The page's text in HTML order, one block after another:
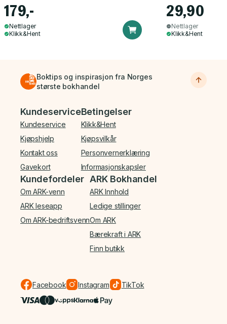
179,-
Nettlager
Klikk&Hent
29,90
Nettlager
Klikk&Hent
Boktips og inspirasjon fra Norges
største bokhandel
Bunnmeny
Kundeservice
Kundeservice
Kjøpshjelp
Kontakt oss
Gavekort
Betingelser
Klikk&Hent
Kjøpsvilkår
Personvernerklæring
Informasjonskapsler
Kundefordeler
Om ARK-venn
ARK leseapp
Om ARK-bedriftsvenn
ARK Bokhandel
ARK Innhold
Ledige stillinger
Om ARK
Bærekraft i ARK
Finn butikk
Facebook Instagram TikTok